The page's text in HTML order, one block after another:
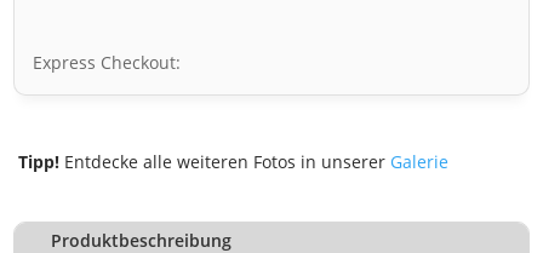
Express Checkout:
Tipp! Entdecke alle weiteren Fotos in unserer Galerie
Produktbeschreibung